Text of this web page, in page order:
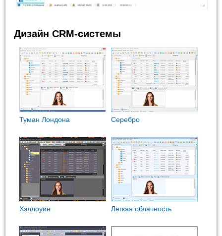
Дизайн CRM-системы
Туман Лондона Cеребро
Хэллоуин Легкая облачность